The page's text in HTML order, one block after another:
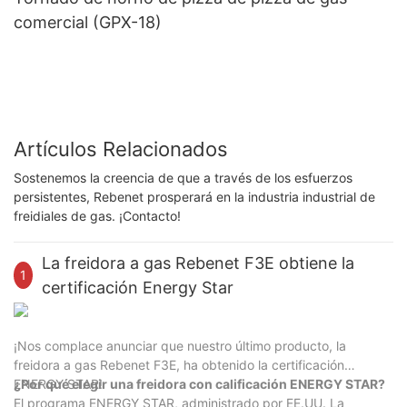
comercial (GPX-18)
Artículos Relacionados
Sostenemos la creencia de que a través de los esfuerzos
persistentes, Rebenet prosperará en la industria industrial de
freidiales de gas. ¡Contacto!
1
La freidora a gas Rebenet F3E obtiene la
certificación Energy Star
¡Nos complace anunciar que nuestro último producto, la
freidora a gas Rebenet F3E, ha obtenido la certificación
ENERGY STAR!
¿Por qué elegir una freidora con calificación ENERGY STAR?
El programa ENERGY STAR, administrado por EE.UU. La